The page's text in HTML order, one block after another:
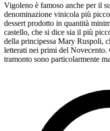
Vigoleno è famoso anche per il
denominazione vinicola più
dessert prodotto in quantità
castello, che si dice sia il più
della principessa Mary Ruspoli,
letterati nei primi del
tramonto sono particolarmente